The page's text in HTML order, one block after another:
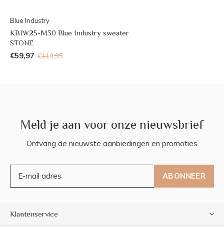
Blue Industry
KBIW25-M30 Blue Industry sweater
STONE
€59,97 €119,95
Meld je aan voor onze nieuwsbrief
Ontvang de nieuwste aanbiedingen en promoties
ABONNEER
Klantenservice